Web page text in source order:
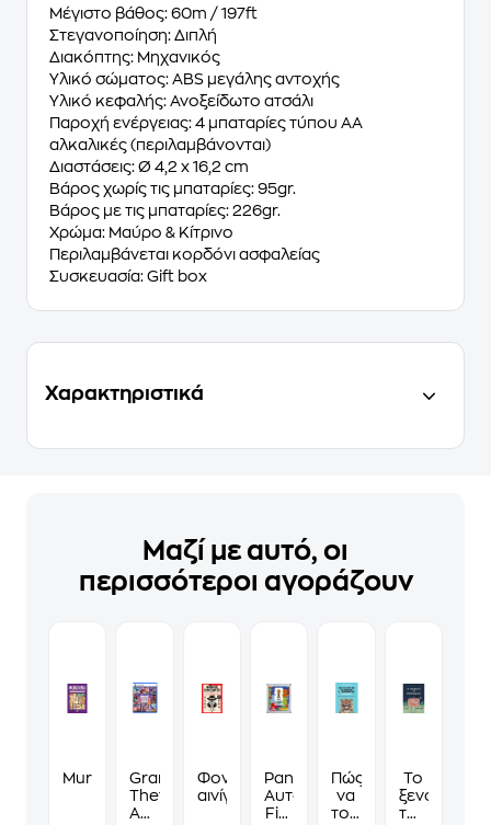
Μέγιστο βάθος: 60m / 197ft
Στεγανοποίηση: Διπλή
Διακόπτης: Μηχανικός
Υλικό σώματος: ABS μεγάλης αντοχής
Υλικό κεφαλής: Ανοξείδωτο ατσάλι
Παροχή ενέργειας: 4 μπαταρίες τύπου AA
αλκαλικές (περιλαμβάνονται)
Διαστάσεις: Ø 4,2 x 16,2 cm
Βάρος χωρίς τις μπαταρίες: 95gr.
Βάρος με τις μπαταρίες: 226gr.
Χρώμα: Μαύρο & Κίτρινο
Περιλαμβάνεται κορδόνι ασφαλείας
Συσκευασία: Gift box
Χαρακτηριστικά
Μαζί με αυτό, οι
περισσότεροι αγοράζουν
MurdokuGrand
Theft
Auto
Φονικά
αινίγματα
Panini
Αυτοκόλλητα
Fifa
Πώς
να
τους
Το
ξενοδοχείο
των